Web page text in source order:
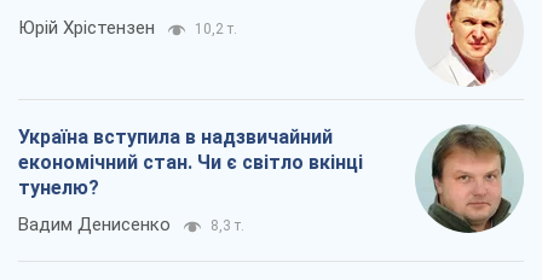
Юрій Хрістензен 10,2 т.
Україна вступила в надзвичайний
економічний стан. Чи є світло вкінці
тунелю?
Вадим Денисенко 8,3 т.